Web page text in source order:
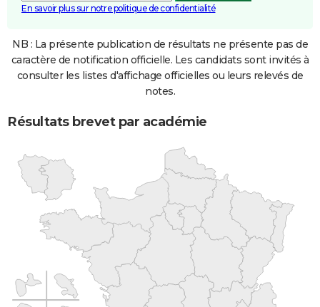
En savoir plus sur notre politique de confidentialité
NB : La présente publication de résultats ne présente pas de
caractère de notification officielle. Les candidats sont invités à
consulter les listes d'affichage officielles ou leurs relevés de
notes.
Résultats brevet par académie